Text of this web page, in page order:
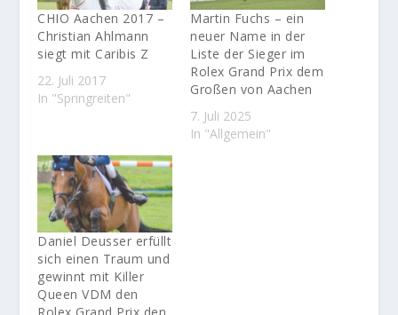
CHIO Aachen 2017 –
Christian Ahlmann
siegt mit Caribis Z
22. Juli 2017
In "Springreiten"
Martin Fuchs – ein
neuer Name in der
Liste der Sieger im
Rolex Grand Prix dem
Großen von Aachen
7. Juli 2025
In "Allgemein"
Daniel Deusser erfüllt
sich einen Traum und
gewinnt mit Killer
Queen VDM den